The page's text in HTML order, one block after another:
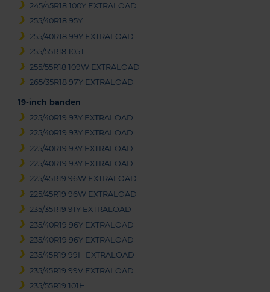
245/45R18 100Y EXTRALOAD
255/40R18 95Y
255/40R18 99Y EXTRALOAD
255/55R18 105T
255/55R18 109W EXTRALOAD
265/35R18 97Y EXTRALOAD
19-inch banden
225/40R19 93Y EXTRALOAD
225/40R19 93Y EXTRALOAD
225/40R19 93Y EXTRALOAD
225/40R19 93Y EXTRALOAD
225/45R19 96W EXTRALOAD
225/45R19 96W EXTRALOAD
235/35R19 91Y EXTRALOAD
235/40R19 96Y EXTRALOAD
235/40R19 96Y EXTRALOAD
235/45R19 99H EXTRALOAD
235/45R19 99V EXTRALOAD
235/55R19 101H